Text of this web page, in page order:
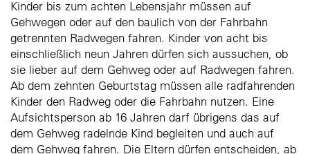
Kinder bis zum achten Lebensjahr müssen auf
Gehwegen oder auf den baulich von der Fahrbahn
getrennten Radwegen fahren. Kinder von acht bis
einschließlich neun Jahren dürfen sich aussuchen, ob
sie lieber auf dem Gehweg oder auf Radwegen fahren.
Ab dem zehnten Geburtstag müssen alle radfahrenden
Kinder den Radweg oder die Fahrbahn nutzen. Eine
Aufsichtsperson ab 16 Jahren darf übrigens das auf
dem Gehweg radelnde Kind begleiten und auch auf
dem Gehweg fahren. Die Eltern dürfen entscheiden, ab